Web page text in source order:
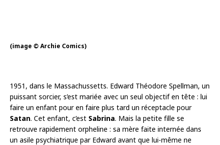
(image © Archie Comics)
1951, dans le Massachussetts. Edward Théodore Spellman, un
puissant sorcier, s’est mariée avec un seul objectif en tête : lui
faire un enfant pour en faire plus tard un réceptacle pour
Satan. Cet enfant, c’est Sabrina. Mais la petite fille se
retrouve rapidement orpheline : sa mère faite internée dans
un asile psychiatrique par Edward avant que lui-même ne